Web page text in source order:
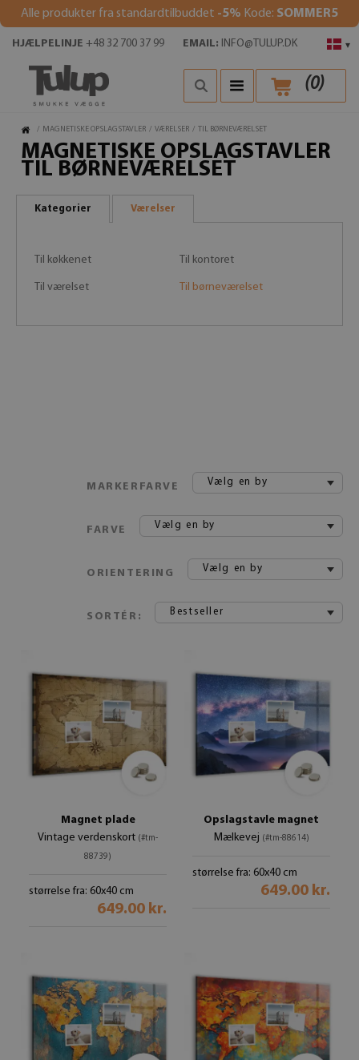
Alle produkter fra standardtilbuddet -5% Kode: SOMMER5
▾
HJÆLPELINJE +48 32 700 37 99 EMAIL: INFO@TULUP.DK
(0)
/ MAGNETISKE OPSLAGSTAVLER / VÆRELSER / TIL BØRNEVÆRELSET
MAGNETISKE OPSLAGSTAVLER
TIL BØRNEVÆRELSET
Kategorier Værelser
Til køkkenet Til kontoret
Til værelset Til børneværelset
MARKERFARVE Vælg en by
FARVE Vælg en by
ORIENTERING Vælg en by
SORTÉR: Bestseller
Magnet plade
Vintage verdenskort (#tm-
88739)
størrelse fra: 60x40 cm
649.00 kr.
Opslagstavle magnet
Mælkevej (#tm-88614)
størrelse fra: 60x40 cm
649.00 kr.